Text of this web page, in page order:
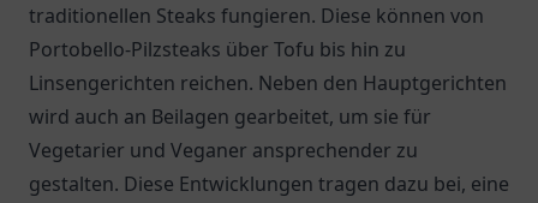
traditionellen Steaks fungieren. Diese können von
Portobello-Pilzsteaks über Tofu bis hin zu
Linsengerichten reichen. Neben den Hauptgerichten
wird auch an Beilagen gearbeitet, um sie für
Vegetarier und Veganer ansprechender zu
gestalten. Diese Entwicklungen tragen dazu bei, eine